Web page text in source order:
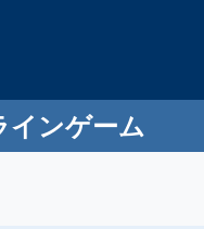
ンゲーム